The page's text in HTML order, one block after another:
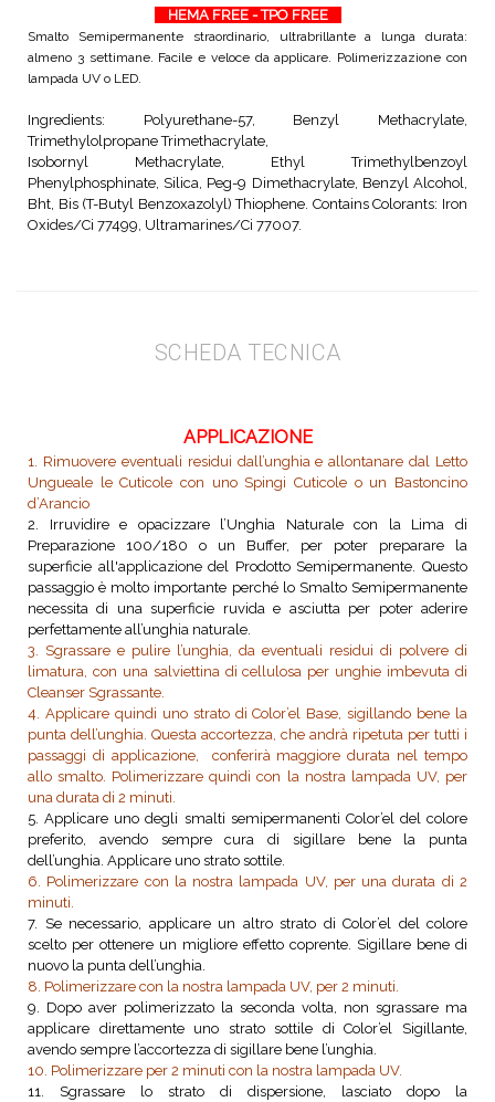
HEMA FREE - TPO FREE
Smalto Semipermanente straordinario, ultrabrillante a lunga durata:
almeno 3 settimane. Facile e veloce da applicare. Polimerizzazione con
lampada UV o LED.
Ingredients: Polyurethane-57, Benzyl Methacrylate,
Trimethylolpropane Trimethacrylate,
Isobornyl Methacrylate, Ethyl Trimethylbenzoyl
Phenylphosphinate, Silica, Peg-9 Dimethacrylate, Benzyl Alcohol,
Bht, Bis (T-Butyl Benzoxazolyl) Thiophene. Contains Colorants: Iron
Oxides/Ci 77499, Ultramarines/Ci 77007.
SCHEDA TECNICA
APPLICAZIONE
1. Rimuovere eventuali residui dall’unghia e allontanare dal Letto
Ungueale le Cuticole con uno Spingi Cuticole o un Bastoncino
d’Arancio
2. Irruvidire e opacizzare l’Unghia Naturale con la Lima di
Preparazione 100/180 o un Buffer, per poter preparare la
superficie all'applicazione del Prodotto Semipermanente. Questo
passaggio è molto importante perché lo Smalto Semipermanente
necessita di una superficie ruvida e asciutta per poter aderire
perfettamente all’unghia naturale.
3. Sgrassare e pulire l’unghia, da eventuali residui di polvere di
limatura, con una salviettina di cellulosa per unghie imbevuta di
Cleanser Sgrassante.
4. Applicare quindi uno strato di Color’el Base, sigillando bene la
punta dell’unghia. Questa accortezza, che andrà ripetuta per tutti i
passaggi di applicazione, conferirà maggiore durata nel tempo
allo smalto. Polimerizzare quindi con la nostra lampada UV, per
una durata di 2 minuti.
5. Applicare uno degli smalti semipermanenti Color’el del colore
preferito, avendo sempre cura di sigillare bene la punta
dell’unghia. Applicare uno strato sottile.
6. Polimerizzare con la nostra lampada UV, per una durata di 2
minuti.
7. Se necessario, applicare un altro strato di Color’el del colore
scelto per ottenere un migliore effetto coprente. Sigillare bene di
nuovo la punta dell’unghia.
8. Polimerizzare con la nostra lampada UV, per 2 minuti.
9. Dopo aver polimerizzato la seconda volta, non sgrassare ma
applicare direttamente uno strato sottile di Color’el Sigillante,
avendo sempre l’accortezza di sigillare bene l’unghia.
10. Polimerizzare per 2 minuti con la nostra lampada UV.
11. Sgrassare lo strato di dispersione, lasciato dopo la